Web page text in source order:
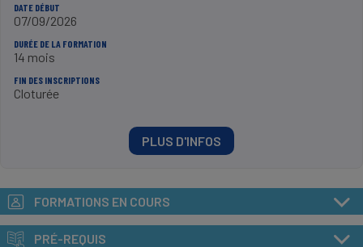
DATE DÉBUT
07/09/2026
DURÉE DE LA FORMATION
14 mois
FIN DES INSCRIPTIONS
Cloturée
PLUS D'INFOS
FORMATIONS EN COURS
PRÉ-REQUIS